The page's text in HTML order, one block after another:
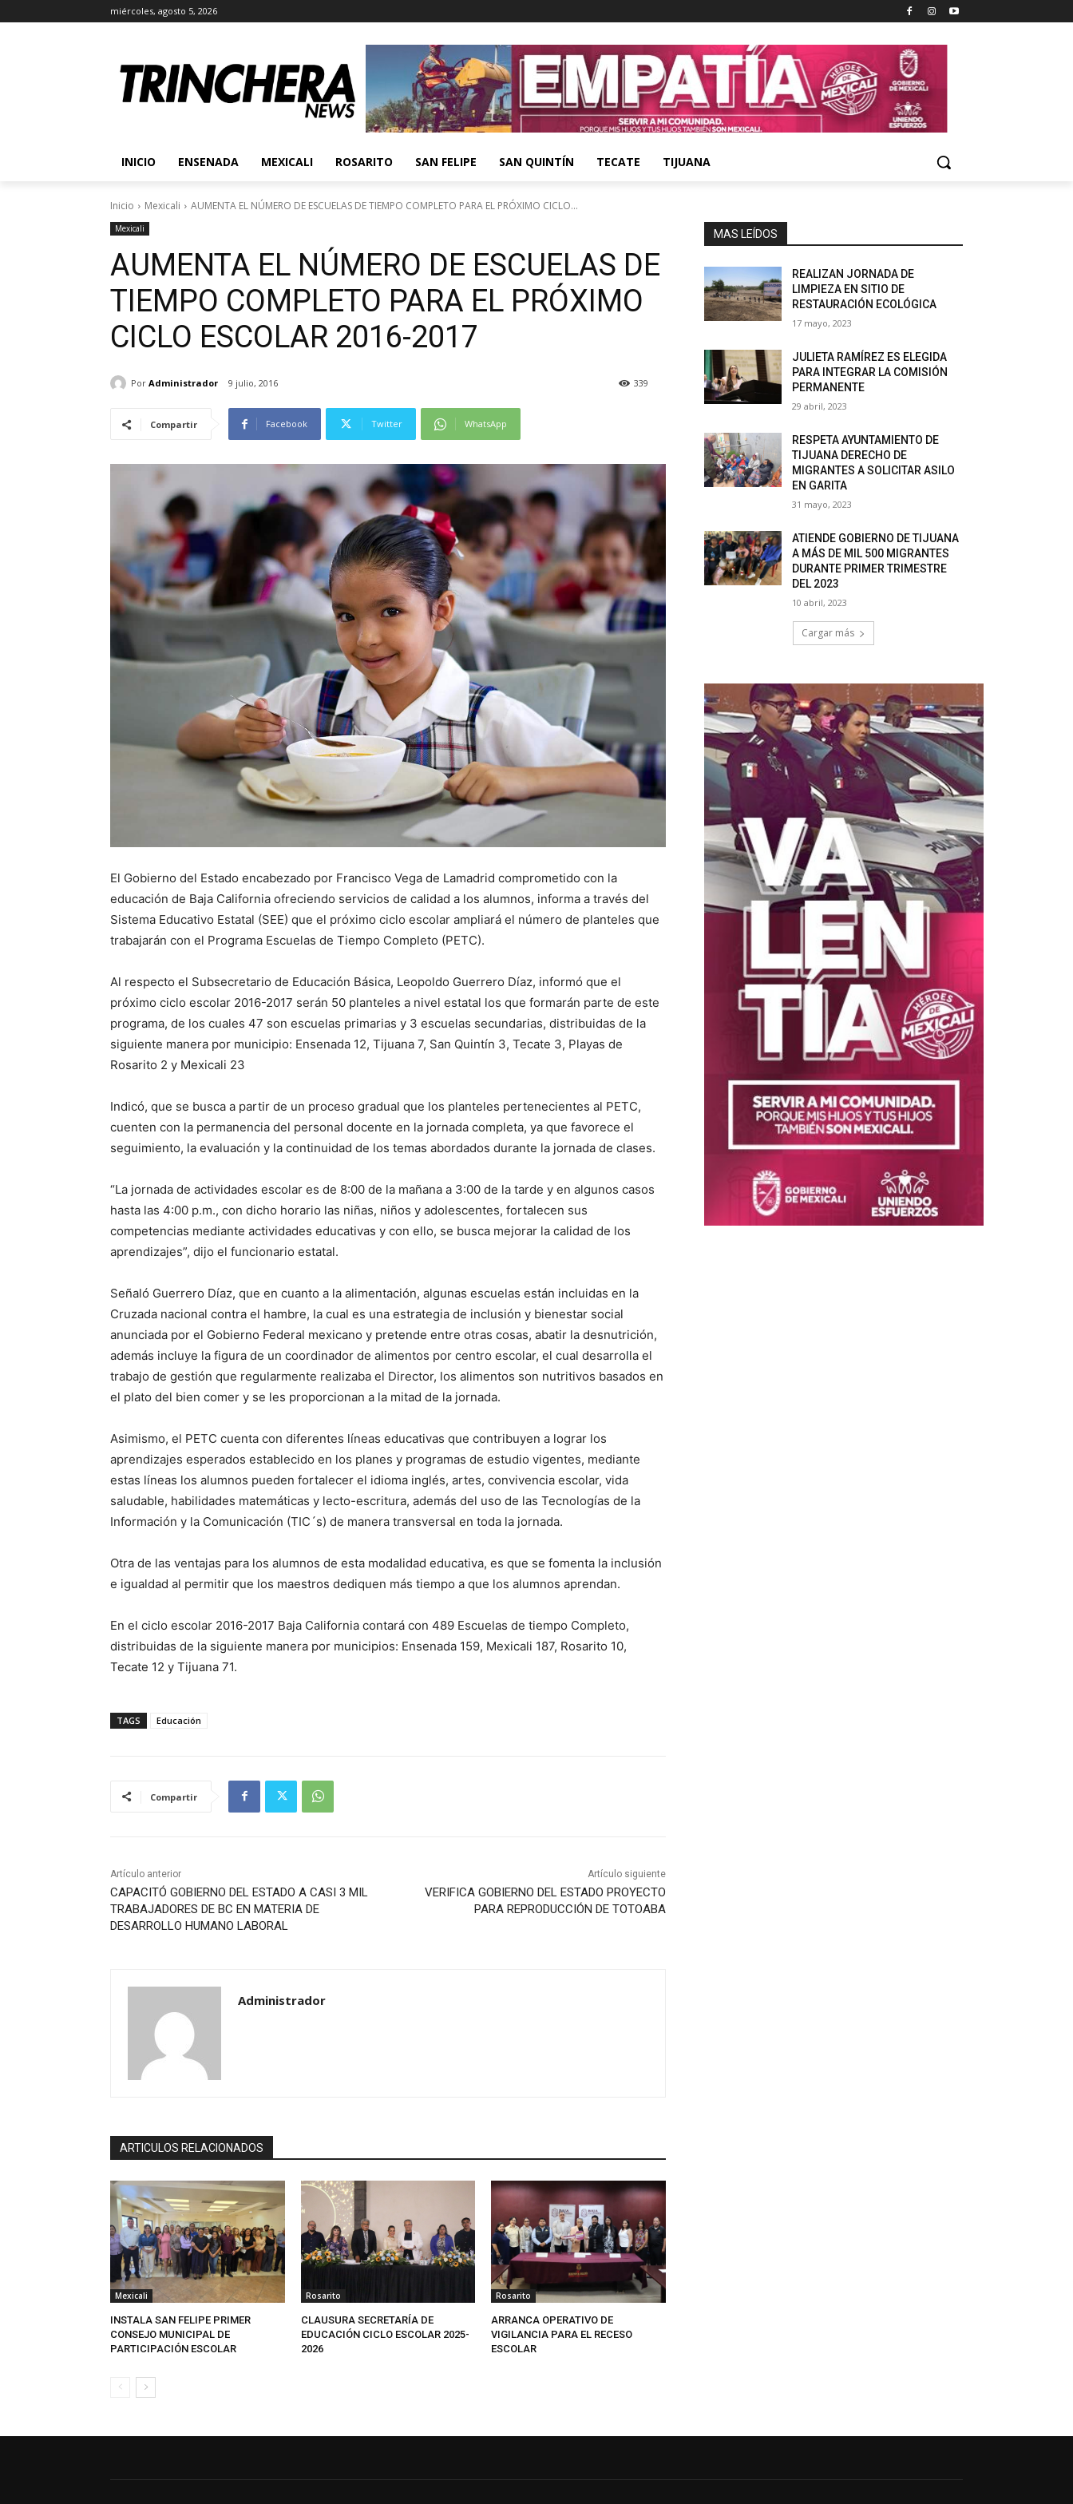
miércoles, agosto 5, 2026
INICIO ENSENADA MEXICALI ROSARITO SAN FELIPE SAN QUINTÍN TECATE TIJUANA
Inicio Mexicali AUMENTA EL NÚMERO DE ESCUELAS DE TIEMPO COMPLETO PARA EL PRÓXIMO CICLO...
Mexicali
AUMENTA EL NÚMERO DE ESCUELAS DE
TIEMPO COMPLETO PARA EL PRÓXIMO
CICLO ESCOLAR 2016-2017
Por Administrador 9 julio, 2016 339
Compartir Facebook Twitter WhatsApp
El Gobierno del Estado encabezado por Francisco Vega de Lamadrid comprometido con la
educación de Baja California ofreciendo servicios de calidad a los alumnos, informa a través del
Sistema Educativo Estatal (SEE) que el próximo ciclo escolar ampliará el número de planteles que
trabajarán con el Programa Escuelas de Tiempo Completo (PETC).
Al respecto el Subsecretario de Educación Básica, Leopoldo Guerrero Díaz, informó que el
próximo ciclo escolar 2016-2017 serán 50 planteles a nivel estatal los que formarán parte de este
programa, de los cuales 47 son escuelas primarias y 3 escuelas secundarias, distribuidas de la
siguiente manera por municipio: Ensenada 12, Tijuana 7, San Quintín 3, Tecate 3, Playas de
Rosarito 2 y Mexicali 23
Indicó, que se busca a partir de un proceso gradual que los planteles pertenecientes al PETC,
cuenten con la permanencia del personal docente en la jornada completa, ya que favorece el
seguimiento, la evaluación y la continuidad de los temas abordados durante la jornada de clases.
“La jornada de actividades escolar es de 8:00 de la mañana a 3:00 de la tarde y en algunos casos
hasta las 4:00 p.m., con dicho horario las niñas, niños y adolescentes, fortalecen sus
competencias mediante actividades educativas y con ello, se busca mejorar la calidad de los
aprendizajes”, dijo el funcionario estatal.
Señaló Guerrero Díaz, que en cuanto a la alimentación, algunas escuelas están incluidas en la
Cruzada nacional contra el hambre, la cual es una estrategia de inclusión y bienestar social
anunciada por el Gobierno Federal mexicano y pretende entre otras cosas, abatir la desnutrición,
además incluye la figura de un coordinador de alimentos por centro escolar, el cual desarrolla el
trabajo de gestión que regularmente realizaba el Director, los alimentos son nutritivos basados en
el plato del bien comer y se les proporcionan a la mitad de la jornada.
Asimismo, el PETC cuenta con diferentes líneas educativas que contribuyen a lograr los
aprendizajes esperados establecido en los planes y programas de estudio vigentes, mediante
estas líneas los alumnos pueden fortalecer el idioma inglés, artes, convivencia escolar, vida
saludable, habilidades matemáticas y lecto-escritura, además del uso de las Tecnologías de la
Información y la Comunicación (TIC´s) de manera transversal en toda la jornada.
Otra de las ventajas para los alumnos de esta modalidad educativa, es que se fomenta la inclusión
e igualdad al permitir que los maestros dediquen más tiempo a que los alumnos aprendan.
En el ciclo escolar 2016-2017 Baja California contará con 489 Escuelas de tiempo Completo,
distribuidas de la siguiente manera por municipios: Ensenada 159, Mexicali 187, Rosarito 10,
Tecate 12 y Tijuana 71.
TAGS Educación
Compartir
Artículo anterior
CAPACITÓ GOBIERNO DEL ESTADO A CASI 3 MIL
TRABAJADORES DE BC EN MATERIA DE
DESARROLLO HUMANO LABORAL
Artículo siguiente
VERIFICA GOBIERNO DEL ESTADO PROYECTO
PARA REPRODUCCIÓN DE TOTOABA
Administrador
ARTICULOS RELACIONADOS
Mexicali
INSTALA SAN FELIPE PRIMER
CONSEJO MUNICIPAL DE
PARTICIPACIÓN ESCOLAR
Rosarito
CLAUSURA SECRETARÍA DE
EDUCACIÓN CICLO ESCOLAR 2025-
2026
Rosarito
ARRANCA OPERATIVO DE
VIGILANCIA PARA EL RECESO
ESCOLAR
MAS LEÍDOS
REALIZAN JORNADA DE
LIMPIEZA EN SITIO DE
RESTAURACIÓN ECOLÓGICA
17 mayo, 2023
JULIETA RAMÍREZ ES ELEGIDA
PARA INTEGRAR LA COMISIÓN
PERMANENTE
29 abril, 2023
RESPETA AYUNTAMIENTO DE
TIJUANA DERECHO DE
MIGRANTES A SOLICITAR ASILO
EN GARITA
31 mayo, 2023
ATIENDE GOBIERNO DE TIJUANA
A MÁS DE MIL 500 MIGRANTES
DURANTE PRIMER TRIMESTRE
DEL 2023
10 abril, 2023
Cargar más